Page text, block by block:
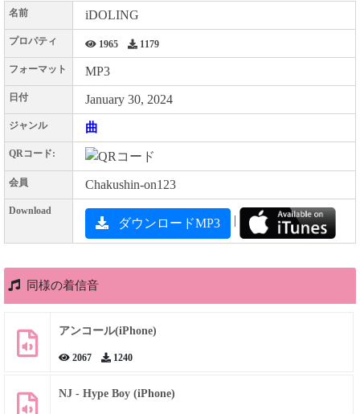
名前 iDOLING
プロパティ 1965 1179
フォーマット MP3
日付 January 30, 2024
ジャンル 曲
QRコード:
会員 Chakushin-on123
Download
ダウンロードMP3 |
同様の着信音
アンコール(iPhone)
2067 1240
NJ - Hype Boy (iPhone)